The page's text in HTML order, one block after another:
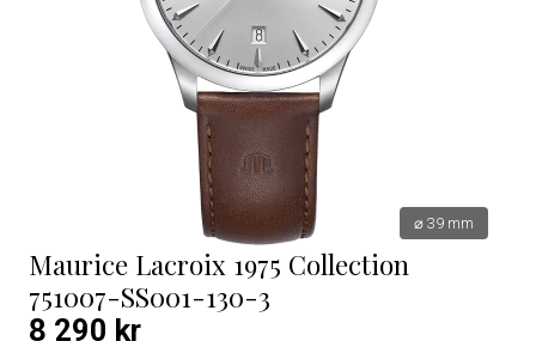
⌀ 39 mm
Maurice Lacroix 1975 Collection
751007-SS001-130-3
8 290 kr